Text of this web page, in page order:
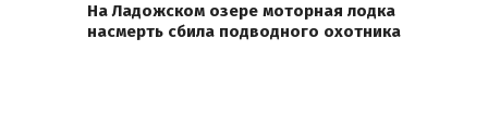
На Ладожском озере моторная лодка
насмерть сбила подводного охотника